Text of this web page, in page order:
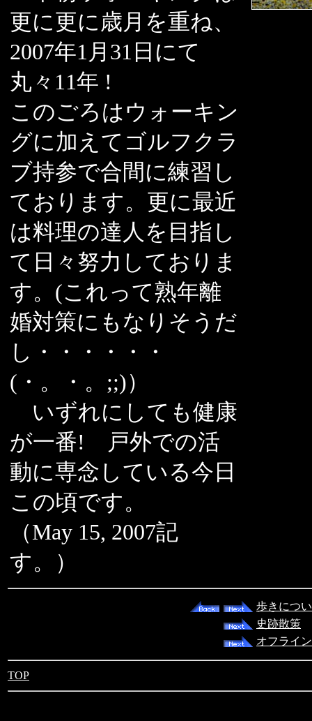
更に更に歳月を重ね、
2007年1月31日にて
丸々11年 !
このごろはウォーキン
グに加えてゴルフクラ
ブ持参で合間に練習し
ております。更に最近
は料理の達人を目指し
て日々努力しておりま
す。(これって熟年離
婚対策にもなりそうだ
し・・・・・・
(・。・。;;)）
いずれにしても健康
が一番! 戸外での活
動に専念している今日
この頃です。
（May 15, 2007記
す。）
歩きにつ
史跡散策
オフライ
TOP